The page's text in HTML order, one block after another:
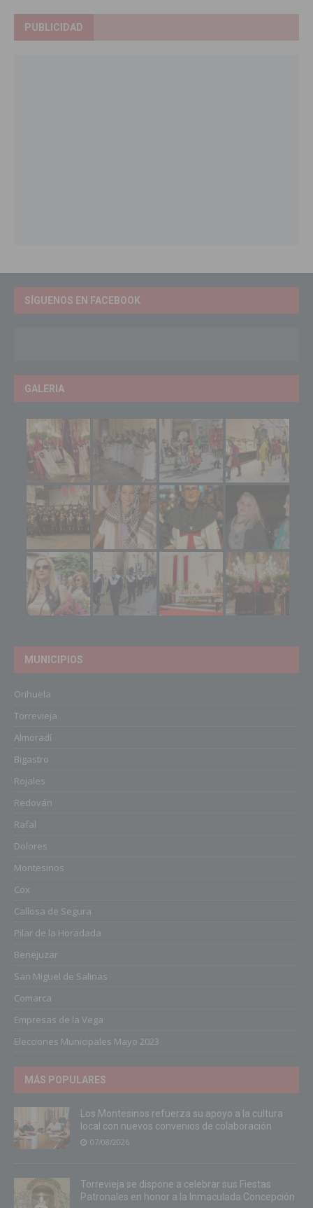
PUBLICIDAD
SÍGUENOS EN FACEBOOK
GALERIA
MUNICIPIOS
Orihuela
Torrevieja
Almoradí
Bigastro
Rojales
Redován
Rafal
Dolores
Montesinos
Cox
Callosa de Segura
Pilar de la Horadada
Benejuzar
San Miguel de Salinas
Comarca
Empresas de la Vega
Elecciones Municipales Mayo 2023
MÁS POPULARES
Los Montesinos refuerza su apoyo a la cultura
local con nuevos convenios de colaboración
07/08/2026
Torrevieja se dispone a celebrar sus Fiestas
Patronales en honor a la Inmaculada Concepción